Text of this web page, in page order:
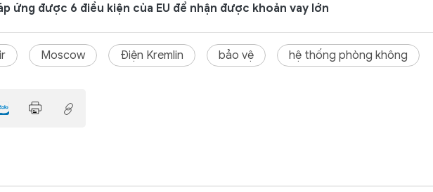
ứng được 6 điều kiện của EU để nhận được khoản vay lớn
Moscow Điện Kremlin bảo vệ hệ thống phòng không